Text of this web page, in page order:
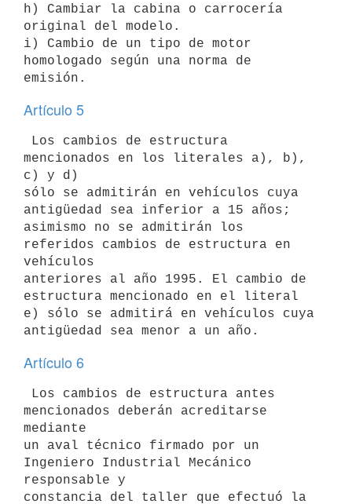
h) Cambiar la cabina o carrocería
original del modelo.
i) Cambio de un tipo de motor
homologado según una norma de
Artículo 5
mencionados en los literales a), b),
c) y d)
sólo se admitirán en vehículos cuya
antigüedad sea inferior a 15 años;
asimismo no se admitirán los
referidos cambios de estructura en
vehículos
anteriores al año 1995. El cambio de
estructura mencionado en el literal
e) sólo se admitirá en vehículos cuya
Artículo 6
mencionados deberán acreditarse
mediante
un aval técnico firmado por un
Ingeniero Industrial Mecánico
responsable y
constancia del taller que efectuó la